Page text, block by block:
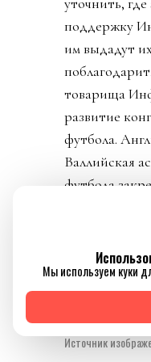
поддержку
им выдадут
товарища
развитие
футбола.
Валлийская
футбола
формально
поддержки
Источник
Мы используем куки